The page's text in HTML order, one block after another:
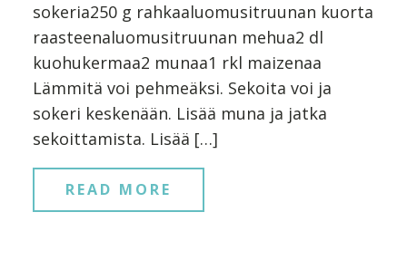
sokeria250 g rahkaaluomusitruunan kuorta
raasteenaluomusitruunan mehua2 dl
kuohukermaa2 munaa1 rkl maizenaa
Lämmitä voi pehmeäksi. Sekoita voi ja
sokeri keskenään. Lisää muna ja jatka
sekoittamista. Lisää […]
READ MORE